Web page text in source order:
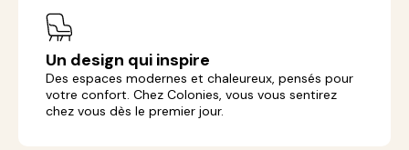
Un design qui inspire
Des espaces modernes et chaleureux, pensés pour
votre confort. Chez Colonies, vous vous sentirez
chez vous dès le premier jour.